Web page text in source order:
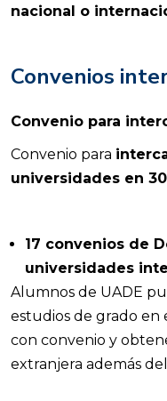
nacional o
Convenios
Convenio para
Convenio para
universidades en
17 convenios de
universidades
Alumnos de UADE
estudios de grado en
con convenio y
extranjera además